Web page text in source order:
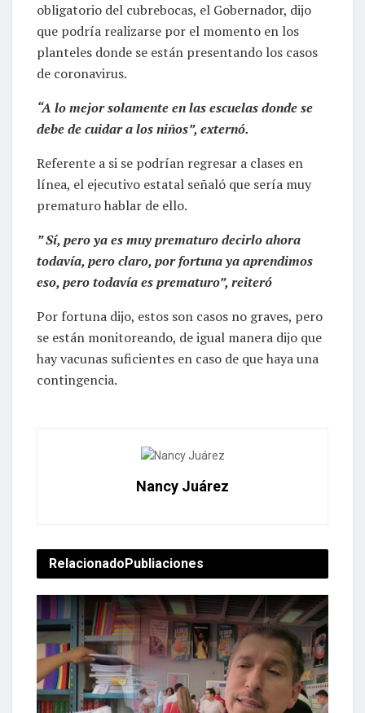
obligatorio del cubrebocas, el Gobernador, dijo
que podría realizarse por el momento en los
planteles donde se están presentando los casos
de coronavirus.
“A lo mejor solamente en las escuelas donde se
debe de cuidar a los niños”, externó.
Referente a si se podrían regresar a clases en
línea, el ejecutivo estatal señaló que sería muy
prematuro hablar de ello.
” Sí, pero ya es muy prematuro decirlo ahora
todavía, pero claro, por fortuna ya aprendimos
eso, pero todavía es prematuro”, reiteró
Por fortuna dijo, estos son casos no graves, pero
se están monitoreando, de igual manera dijo que
hay vacunas suficientes en caso de que haya una
contingencia.
Nancy Juárez
RelacionadoPubliaciones